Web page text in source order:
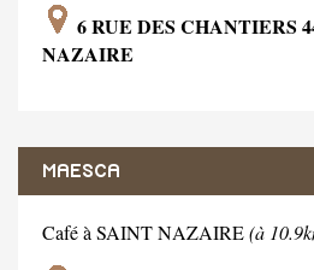
6 RUE DES CHANTIERS
NAZAIRE
MAESCA
Café à SAINT NAZAIRE(à